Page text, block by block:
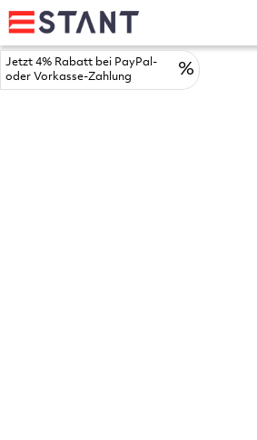
Jetzt 4% Rabatt bei PayPal-
oder Vorkasse-Zahlung
%